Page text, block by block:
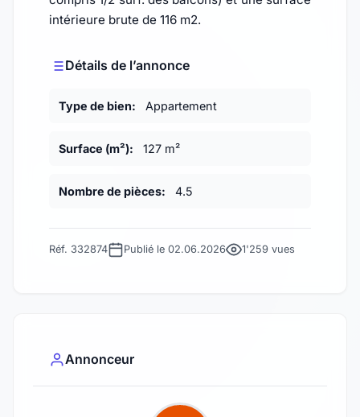
intérieure brute de 116 m2.
Détails de l’annonce
Type de bien: Appartement
Surface (m²): 127 m²
Nombre de pièces: 4.5
Réf. 332874 Publié le 02.06.2026 1'259 vues
Annonceur